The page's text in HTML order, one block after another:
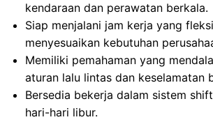
kendaraan dan perawatan berkala.
Siap menjalani jam kerja yang
menyesuaikan kebutuhan
Memiliki pemahaman yang
aturan lalu lintas dan keselamatan
Bersedia bekerja dalam sistem
hari-hari libur.